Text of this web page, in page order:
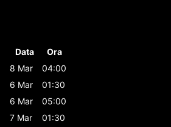
Data
Ora
8 Mar
04:00
6 Mar
01:30
6 Mar
05:00
7 Mar
01:30